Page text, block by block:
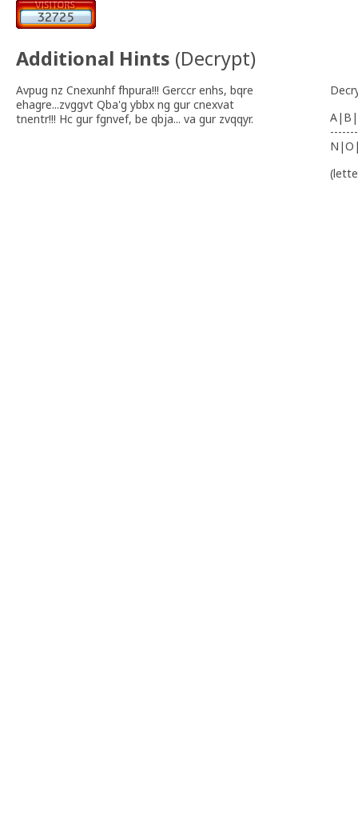
Additional Hints (Decrypt)
Avpug nz Cnexunhf fhpura!!! Gerccr enhs, bqre
ehagre...zvggvt Qba'g ybbx ng gur cnexvat
tnentr!!! Hc gur fgnvef, be qbja... va gur zvqqyr.